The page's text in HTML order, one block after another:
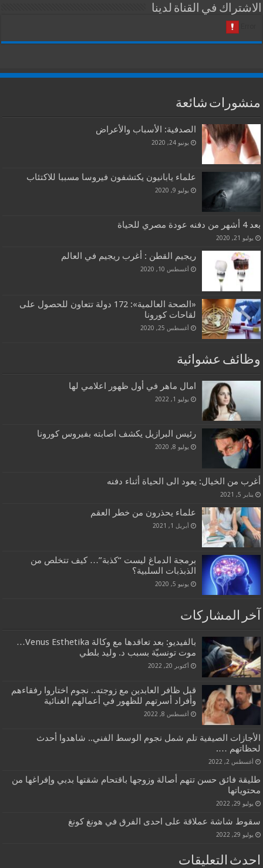
الاشتراك في القناة لدينا
منشورات شائعة
الصدفية: الأسباب والأعراض
يونيو 24, 2020
علماء يابانيون يكتشفون فيروسا مسببا للاكتئاب
يوليو 9, 2020
بعد 4 أشهر من دفنه عودة مصري للحياة
يوليو 21, 2020
ريجيم القطن : أغرب ريجيم في العالم
أغسطس 10, 2020
«الصحة العالمية»: 172 دولة تتعاون للحصول على
لقاحات كورونا
أغسطس 25, 2020
وظائف عشوائية
امال ماهر في أول ظهور اعلامي لها
يوليو 1, 2022
رئيس البرازيل يكشف اصابته بفيروس كورونا
يوليو 8, 2020
أغرب من الخيال: يعود الى الحياة أثناء دفنه
يناير 5, 2021
علماء يحذرون من خطر العقم
أبريل 1, 2021
برمجة الدماغ ليست “كذبة”… كيف تتخلص من
الذبذبات السلبية؟
يونيو 5, 2020
آخر المشاركات
بالفيديو: بعد تعاقدها مع وكالة Venus Esthetika…
موت تونسيّة بسبب د. وليد بلطي
أكتوبر 20, 2022
قبل ظافر العابدين مع زوجته.. نجوم اختاروا رفقاءهم
وأفراد أسرتهم للظهور في أعمالهم الغنائية
أغسطس 8, 2022
الأجازات الصيفية تلم شمل نجوم الوسط الفني.. شاهدوا أحدث
لحظاتهم ….
أغسطس 2, 2022
طليقة فائق حسن تتهم أصالة وزوجها باقتحام شقتها بدبي وإفراغها من
محتوياتها
يوليو 29, 2022
سقوط شاشة عملاقة على احدى الفرق في هونغ كونغ
يوليو 29, 2022
احدث التعليقات